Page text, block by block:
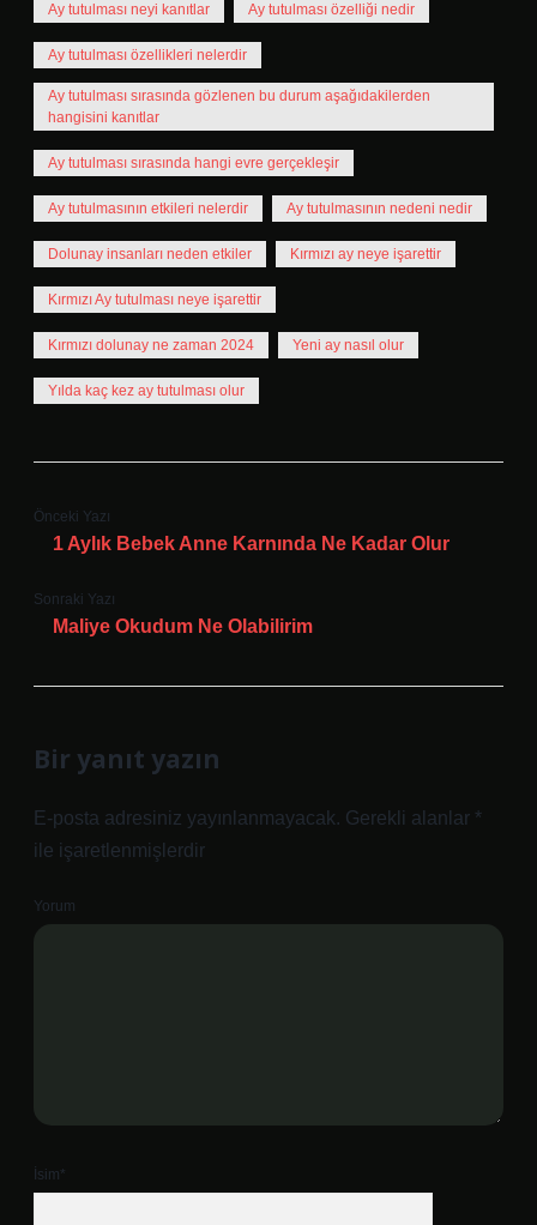
Ay tutulması neyi kanıtlar Ay tutulması özelliği nedir
Ay tutulması özellikleri nelerdir
Ay tutulması sırasında gözlenen bu durum aşağıdakilerden
hangisini kanıtlar
Ay tutulması sırasında hangi evre gerçekleşir
Ay tutulmasının etkileri nelerdir Ay tutulmasının nedeni nedir
Dolunay insanları neden etkiler Kırmızı ay neye işarettir
Kırmızı Ay tutulması neye işarettir
Kırmızı dolunay ne zaman 2024 Yeni ay nasıl olur
Yılda kaç kez ay tutulması olur
Önceki Yazı
1 Aylık Bebek Anne Karnında Ne Kadar Olur
Sonraki Yazı
Maliye Okudum Ne Olabilirim
Bir yanıt yazın
E-posta adresiniz yayınlanmayacak. Gerekli alanlar *
ile işaretlenmişlerdir
Yorum
İsim*